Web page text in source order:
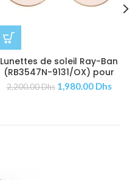
Lunettes de soleil Ray-Ban
(RB3547N-9131/OX) pour
Femmes
2,200.00Dhs 1,980.00 Dhs